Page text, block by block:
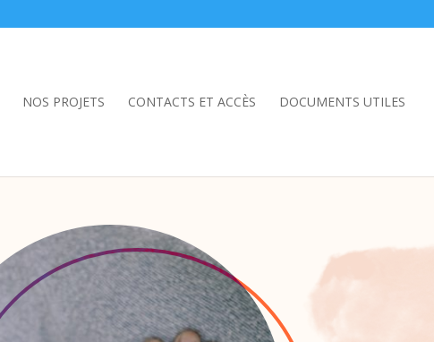
NOS PROJETS CONTACTS ET ACCÈS DOCUMENTS UTILES